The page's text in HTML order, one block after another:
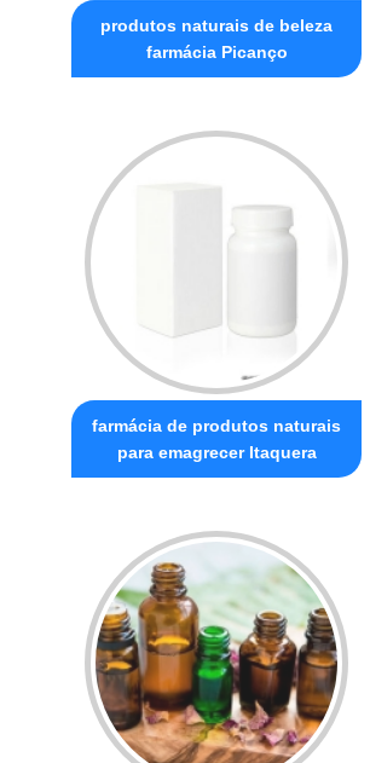
produtos naturais de beleza
farmácia Picanço
farmácia de produtos naturais
para emagrecer Itaquera